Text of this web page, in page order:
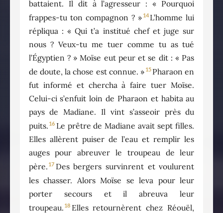
battaient. Il dit à l’agresseur : « Pourquoi
frappes-tu ton compagnon ? » 14 L’homme lui
répliqua : « Qui t’a institué chef et juge sur
nous ? Veux-tu me tuer comme tu as tué
l’Égyptien ? » Moïse eut peur et se dit : « Pas
de doute, la chose est connue. » 15 Pharaon en
fut informé et chercha à faire tuer Moïse.
Celui-ci s’enfuit loin de Pharaon et habita au
pays de Madiane. Il vint s’asseoir près du
puits. 16 Le prêtre de Madiane avait sept filles.
Elles allèrent puiser de l’eau et remplir les
auges pour abreuver le troupeau de leur
père. 17 Des bergers survinrent et voulurent
les chasser. Alors Moïse se leva pour leur
porter secours et il abreuva leur
troupeau. 18 Elles retournèrent chez Réouël,